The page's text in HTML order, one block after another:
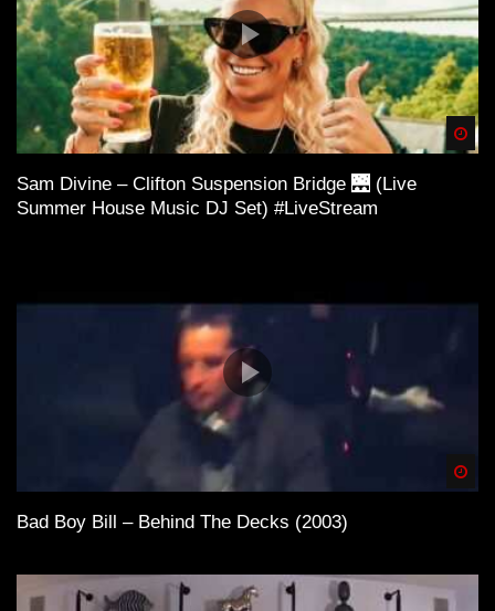
Sam Divine – Clifton Suspension Bridge 🌉 (Live
Summer House Music DJ Set) #LiveStream
Bad Boy Bill – Behind The Decks (2003)